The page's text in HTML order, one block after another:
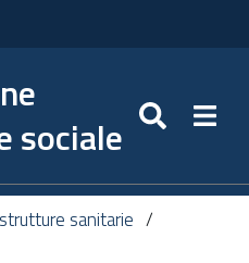
sociale
sanitarie